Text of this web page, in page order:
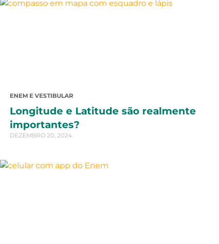
ENEM E VESTIBULAR
Longitude e Latitude são realmente
importantes?
DEZEMBRO 20, 2024